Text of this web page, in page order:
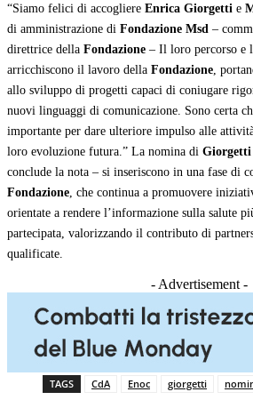
“Siamo felici di accogliere Enrica Giorgetti e
di amministrazione di Fondazione Msd –
direttrice della Fondazione – Il loro percorso e
arricchiscono il lavoro della Fondazione ,
allo sviluppo di progetti capaci di coniugare
nuovi linguaggi di comunicazione. Sono certa
importante per dare ulteriore impulso alle
loro evoluzione futura.” La nomina di Giorgetti
conclude la nota – si inseriscono in una fase di
Fondazione , che continua a promuovere
orientate a rendere l’informazione sulla salute
partecipata, valorizzando il contributo di
qualificate.
- Advertisement -
TAGS CdA Enoc giorgetti